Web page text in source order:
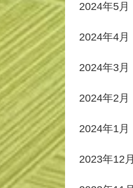
2024年5月
2024年4月
2024年3月
2024年2月
2024年1月
2023年12月